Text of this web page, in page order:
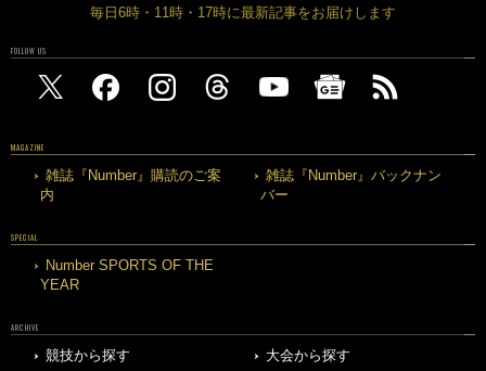
毎日6時・11時・17時に最新記事をお届けします
FOLLOW US
MAGAZINE
雑誌『Number』購読のご案
内
雑誌『Number』バックナン
バー
SPECIAL
Number SPORTS OF THE
YEAR
ARCHIVE
競技から探す
大会から探す